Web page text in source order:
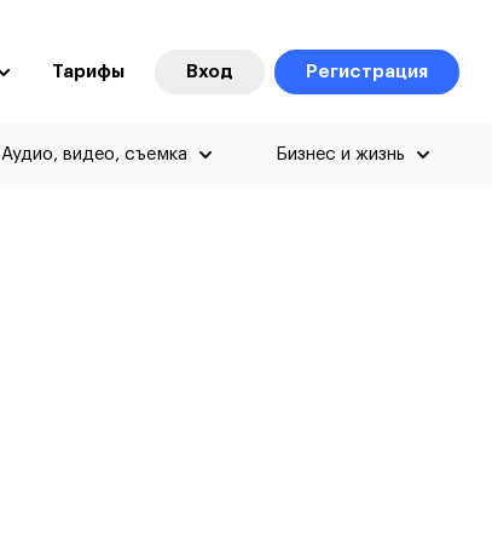
Тарифы Вход Регистрация
Аудио, видео, съемка Бизнес и жизнь